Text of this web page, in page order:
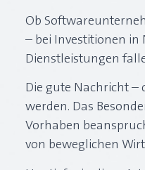
Ob
– bei Investitionen in
Dienstleistungen
Die gute Nachricht
werden. Das
Vorhaben
von beweglichen